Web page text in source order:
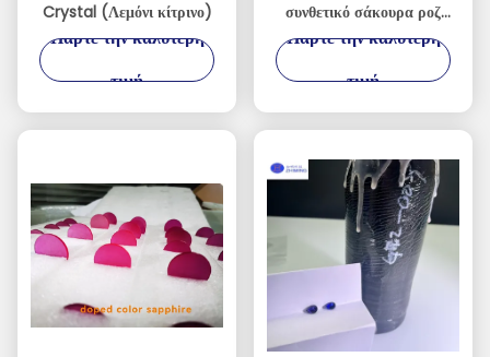
Crystal (Λεμόνι κίτρινο)
Πάρτε την καλύτερη
τιμή
συνθετικό σάκουρα ροζ
πρώτη ύλη για
Πάρτε την καλύτερη
τιμή